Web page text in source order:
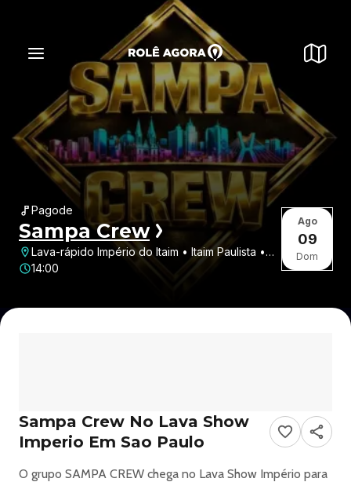
Pagode
Sampa Crew
Lava-rápido Império do Itaim • Itaim Paulista •
São Paulo • SP
14:00
Ago
09
Dom
Sampa Crew No Lava Show
Imperio Em Sao Paulo
O grupo SAMPA CREW chega no Lava Show Império para